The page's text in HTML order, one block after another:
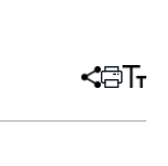
分
章
打 调
小